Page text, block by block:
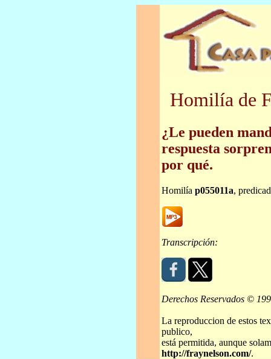
Homilía de
¿Le pueden
respuesta
por qué.
Homilía p055011a,
Transcripción:
Derechos Reservados ©
La reproduccion de estos
publico,
está permitida, aunque
http://fraynelson.com/.